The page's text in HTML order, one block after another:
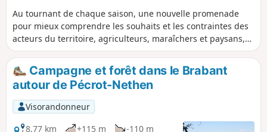
Au tournant de chaque saison, une nouvelle promenade
pour mieux comprendre les souhaits et les contraintes des
acteurs du territoire, agriculteurs, maraîchers et paysans,
producteurs et transformateurs, actuels ou potentiels. En
famille et/ou entre amis et voisins, découvrez ces nouveaux
itinéraires tracés en boucle, seuls ou lors d'une des balades
accompagnées. Ceci est la promenade au travers de notre
beau village de Nethen.
Campagne et forêt dans le Brabant
autour de Pécrot-Nethen
Visorandonneur
8,77 km
+115 m
-110 m